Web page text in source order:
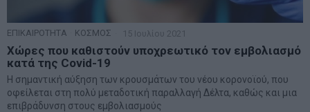
ΕΠΙΚΑΙΡΟΤΗΤΑ ΚΟΣΜΟΣ 15 Ιουλίου 2021
Χώρες που καθιστούν υποχρεωτικό τον εμβολιασμό
κατά της Covid-19
Η σημαντική αύξηση των κρουσμάτων του νέου κορονοϊού, που
οφείλεται στη πολύ μεταδοτική παραλλαγή Δέλτα, καθώς και μια
επιβράδυνση στους εμβολιασμούς